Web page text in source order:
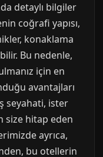
detaylı bilgiler
coğrafi yapısı,
konaklama
Bu nedenle,
için en
avantajları
seyahati, ister
size hitap eden
ayrıca,
bu otellerin